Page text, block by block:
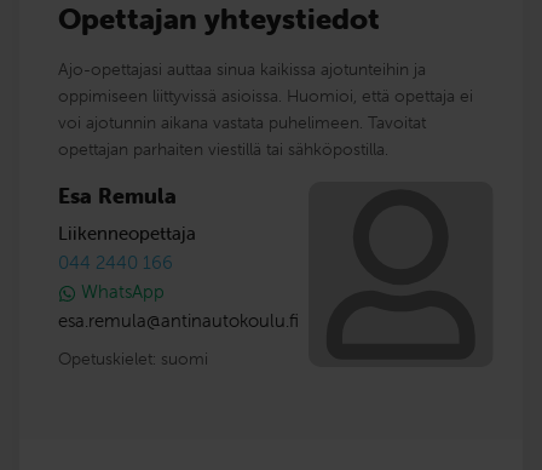
Opettajan yhteystiedot
Ajo-opettajasi auttaa sinua kaikissa ajotunteihin ja
oppimiseen liittyvissä asioissa. Huomioi, että opettaja ei
voi ajotunnin aikana vastata puhelimeen. Tavoitat
opettajan parhaiten viestillä tai sähköpostilla.
Esa Remula
Liikenneopettaja
044 2440 166
WhatsApp
esa.remula@antinautokoulu.fi
Opetuskielet: suomi